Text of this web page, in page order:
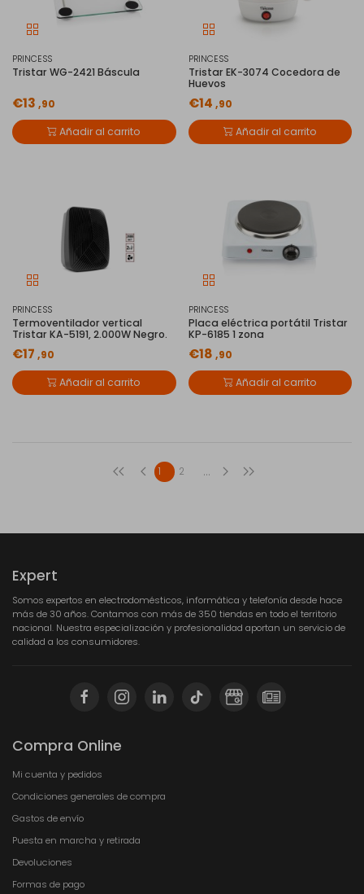
PRINCESS
Tristar WG-2421 Báscula
€13 ,90
Añadir al carrito
PRINCESS
Tristar EK-3074 Cocedora de
Huevos
€14 ,90
Añadir al carrito
PRINCESS
Termoventilador vertical
Tristar KA-5191, 2.000W Negro.
€17 ,90
Añadir al carrito
PRINCESS
Placa eléctrica portátil Tristar
KP-6185 1 zona
€18 ,90
Añadir al carrito
1 2 ...
Expert
Somos expertos en electrodomésticos, informática y telefonía desde hace
más de 30 años. Contamos con más de 350 tiendas en todo el territorio
nacional. Nuestra especialización y profesionalidad aportan un servicio de
calidad a los consumidores.
Compra Online
Mi cuenta y pedidos
Condiciones generales de compra
Gastos de envío
Puesta en marcha y retirada
Devoluciones
Formas de pago